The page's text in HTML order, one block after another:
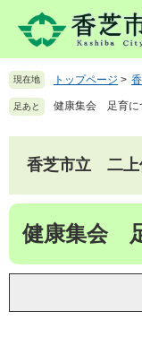
先
頭
す
を
飛
し
文
現在地 トップページ >
足あと 健康集会 足育に
香芝市立 二上
本
健康集会